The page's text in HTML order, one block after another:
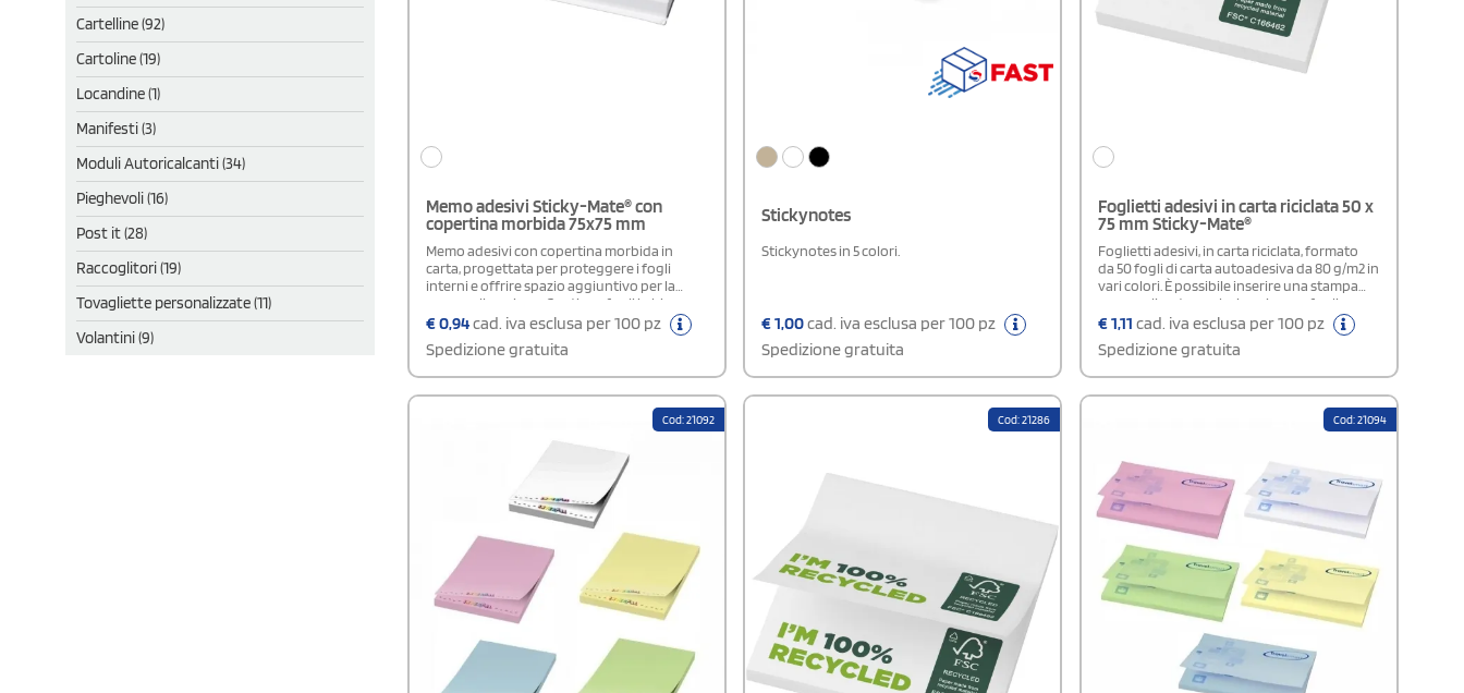
Cartelline (92)
Cartoline (19)
Locandine (1)
Manifesti (3)
Moduli Autoricalcanti (34)
Pieghevoli (16)
Post it (28)
Raccoglitori (19)
Tovagliette personalizzate (11)
Volantini (9)
Memo adesivi Sticky-Mate® con
copertina morbida 75x75 mm
Memo adesivi con copertina morbida in
carta, progettata per proteggere i fogli
interni e offrire spazio aggiuntivo per la
personalizzazione. Contiene fogli in bianco
da 80 g/m² su cui è possibile applicare una
decorazione a colori CMYK. Ogni foglio
misura 75x75 mm. Sono disponibili tre
varianti di quantità: 25, 50 e 100 fogli,
€0,94cad. iva esclusa per 100 pz
Spedizione gratuita
Stickynotes
Stickynotes in 5 colori.
€1,00cad. iva esclusa per 100 pz
Spedizione gratuita
Foglietti adesivi in carta riciclata 50 x
75 mm Sticky-Mate®
Foglietti adesivi, in carta riciclata, formato
da 50 fogli di carta autoadesiva da 80 g/m2 in
vari colori. È possibile inserire una stampa
personalizzata a colori su ciascun foglio.
Disponibile in tre formati: 25 fogli, 50 fogli e
€1,11 cad. iva esclusa per 100 pz
Spedizione gratuita
Cod: 21092 Cod: 21286 Cod: 21094